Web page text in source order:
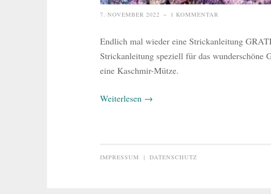
7. NOVEMBER 2022 ~ 1 KOMMENTAR
Endlich mal wieder eine Strickanleitung
Strickanleitung speziell für das wunderschöne
eine Kaschmir-Mütze.
Weiterlesen →
IMPRESSUM | DATENSCHUTZ